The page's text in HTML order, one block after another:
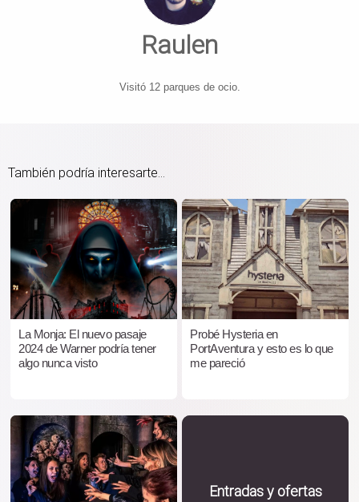
Raulen
Visitó 12 parques de ocio.
También podría interesarte...
La Monja: El nuevo pasaje
2024 de Warner podría tener
algo nunca visto
Probé Hysteria en
PortAventura y esto es lo que
me pareció
Entradas y ofertas